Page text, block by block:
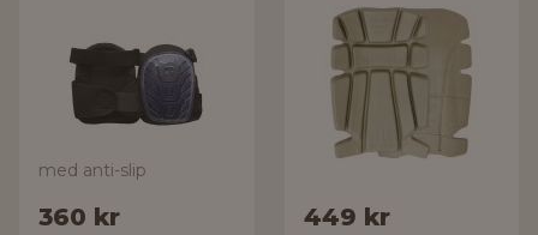
med anti-slip
360 kr 449 kr